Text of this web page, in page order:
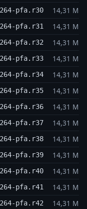
pfa.r30 14,31 MB
pfa.r31 14,31 MB
pfa.r32 14,31 MB
pfa.r33 14,31 MB
pfa.r34 14,31 MB
pfa.r35 14,31 MB
pfa.r36 14,31 MB
pfa.r37 14,31 MB
pfa.r38 14,31 MB
pfa.r39 14,31 MB
pfa.r40 14,31 MB
pfa.r41 14,31 MB
pfa.r42 14,31 MB